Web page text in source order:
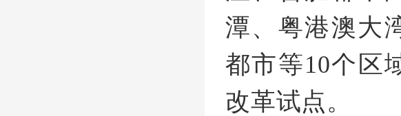
潭、粤港澳大
都市等10个区
改革试点。